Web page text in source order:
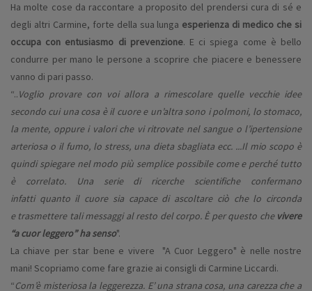
Ha molte cose da raccontare a proposito del prendersi cura di sé e
degli altri Carmine, forte della sua lunga esperienza di medico che si
occupa con entusiasmo di prevenzione. E ci spiega come è bello
condurre per mano le persone a scoprire che piacere e benessere
vanno di pari passo.
“..Voglio provare con voi allora a rimescolare quelle vecchie idee
secondo cui una cosa è il cuore e un’altra sono i polmoni, lo stomaco,
la mente, oppure i valori che vi ritrovate nel sangue o l’ipertensione
arteriosa o il fumo, lo stress, una dieta sbagliata ecc. ...Il mio scopo è
quindi spiegare nel modo più semplice possibile come e perché tutto
è correlato. Una serie di ricerche scientifiche confermano
infatti quanto il cuore sia capace di ascoltare ciò che lo circonda
e trasmettere tali messaggi al resto del corpo. È per questo che vivere
“a cuor leggero” ha senso".
La chiave per star bene e vivere "A Cuor Leggero" è nelle nostre
mani! Scopriamo come fare grazie ai consigli di Carmine Liccardi.
“Com’è misteriosa la leggerezza. E’ una strana cosa, una carezza che a